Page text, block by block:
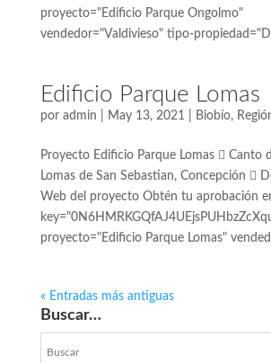
proyecto="Edificio Parque Ongolmo"
vendedor="Valdivieso" tipo-
Edificio Parque Lomas
por admin May 13, 2021 Biobío,
Proyecto Edificio Parque Lomas  Canto
Lomas de San Sebastian, Concepción 
Web del proyecto Obtén tu aprobación
proyecto="Edificio Parque Lomas"
« Entradas más antiguas
Buscar…